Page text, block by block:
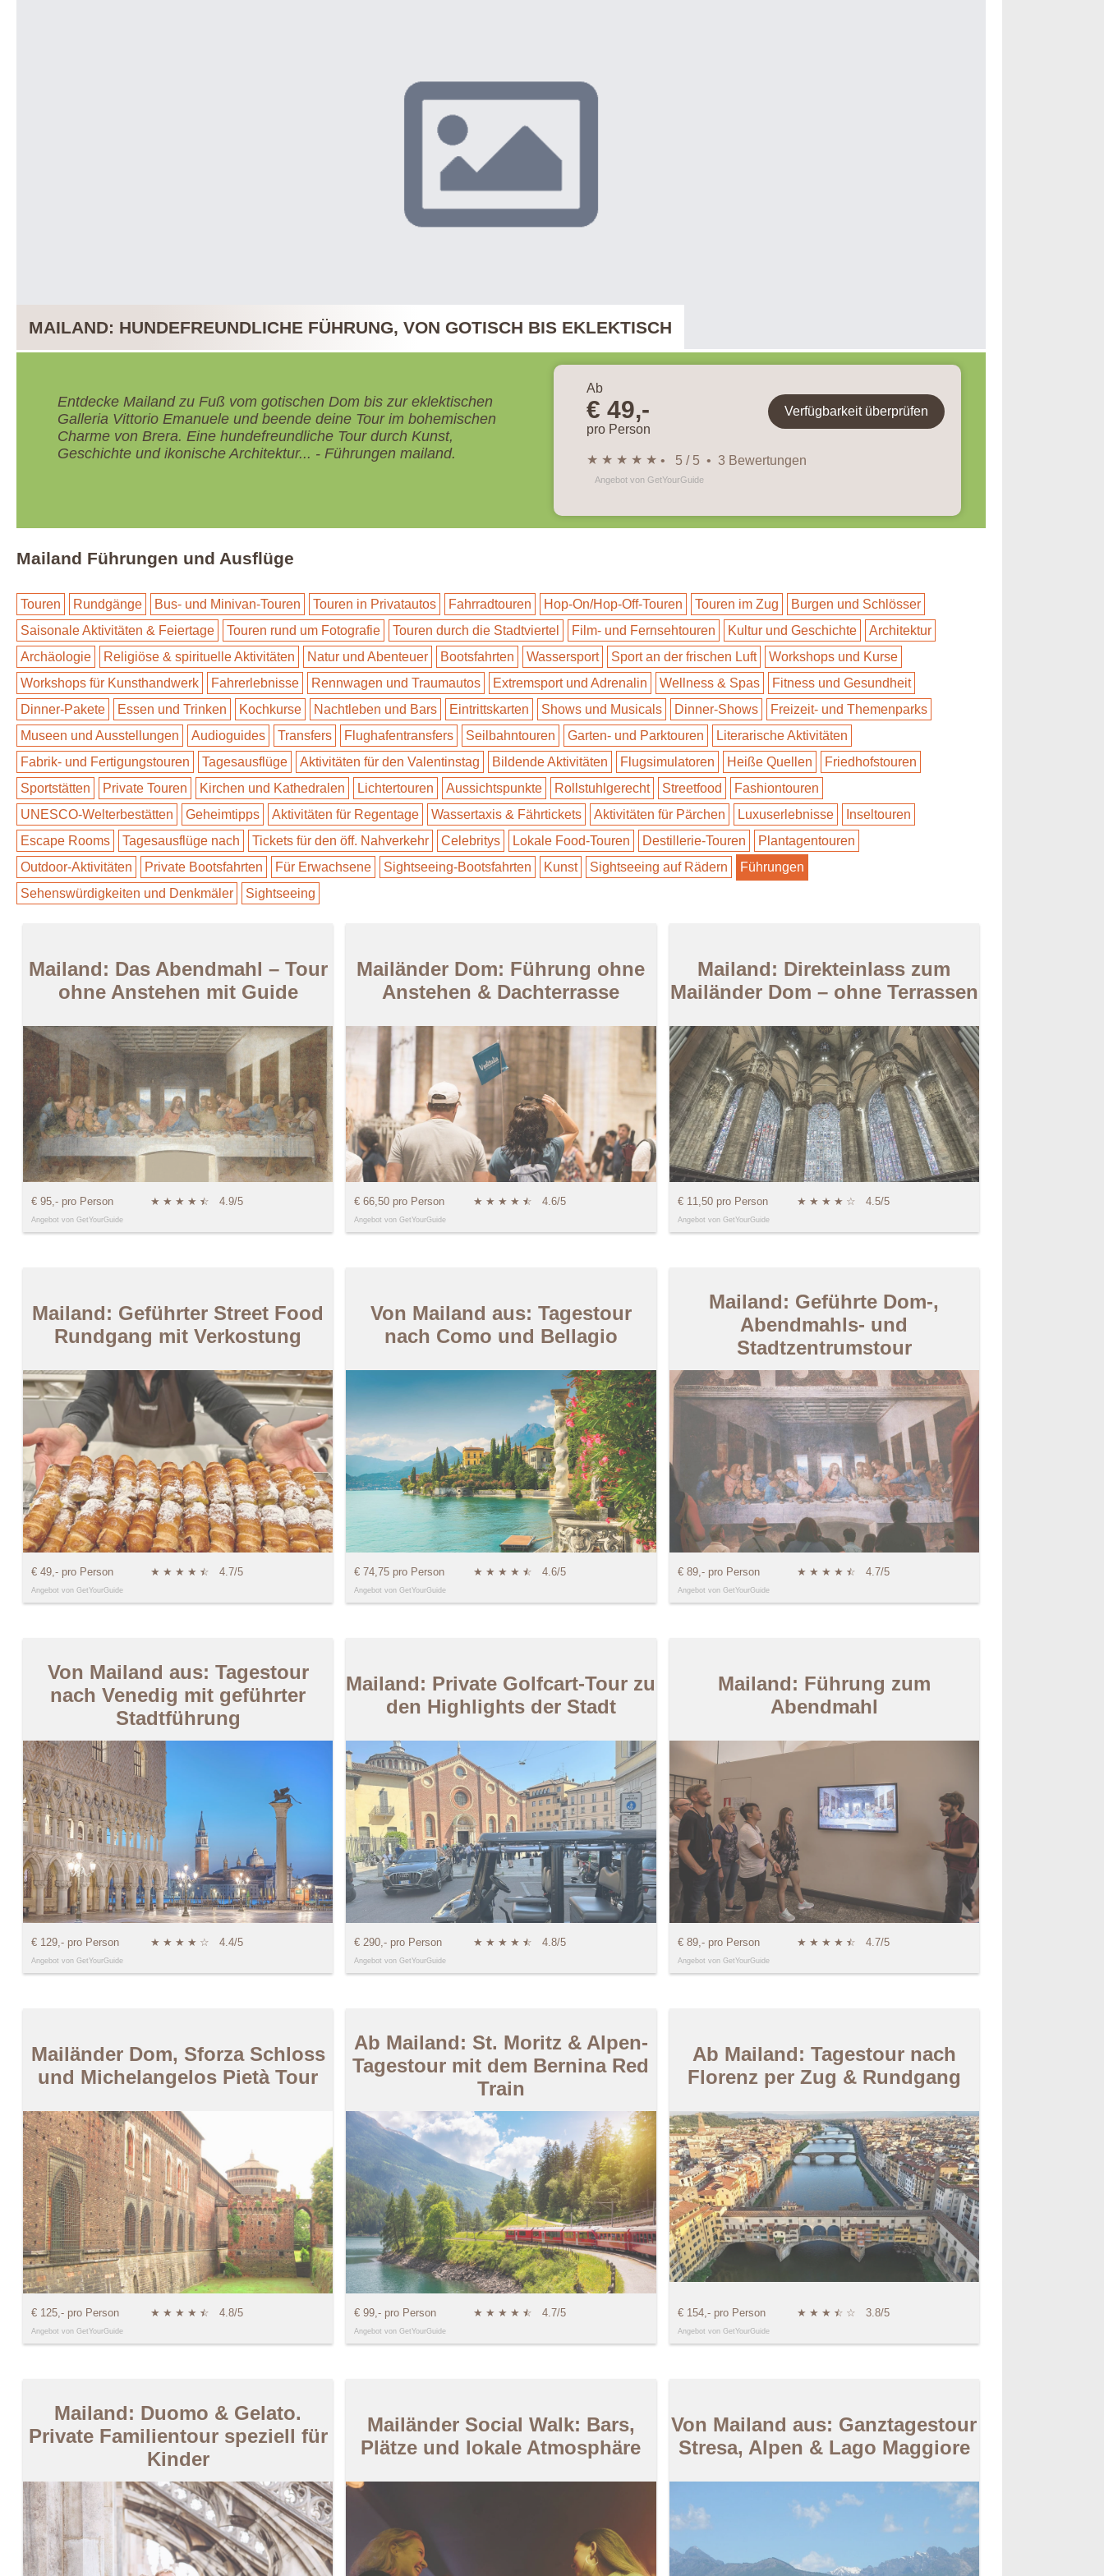
MAILAND: HUNDEFREUNDLICHE FÜHRUNG, VON GOTISCH BIS EKLEKTISCH
Entdecke Mailand zu Fuß vom gotischen Dom bis zur eklektischen
Galleria Vittorio Emanuele und beende deine Tour im bohemischen
Charme von Brera. Eine hundefreundliche Tour durch Kunst,
Geschichte und ikonische Architektur... - Führungen mailand.
Ab
€ 49,-
pro Person
Verfügbarkeit überprüfen
★ ★ ★ ★ ★ • 5 / 5 • 3 Bewertungen
Angebot von GetYourGuide
Mailand Führungen und Ausflüge
Touren Rundgänge Bus- und Minivan-Touren Touren in Privatautos Fahrradtouren Hop-On/Hop-Off-Touren Touren im Zug
Burgen und Schlösser
Saisonale Aktivitäten & Feiertage
Touren rund um Fotografie Touren durch die Stadtviertel Film- und Fernsehtouren Kultur und Geschichte
Architektur
Archäologie
Religiöse & spirituelle Aktivitäten Natur und Abenteuer Bootsfahrten Wassersport Sport an der frischen Luft
Workshops und Kurse
Workshops für Kunsthandwerk
Fahrerlebnisse Rennwagen und Traumautos Extremsport und Adrenalin Wellness & Spas
Fitness und Gesundheit
Dinner-Pakete
Essen und Trinken Kochkurse Nachtleben und Bars Eintrittskarten Shows und Musicals Dinner-Shows
Freizeit- und Themenparks
Museen und Ausstellungen
Audioguides Transfers Flughafentransfers Seilbahntouren Garten- und Parktouren
Literarische Aktivitäten
Fabrik- und Fertigungstouren
Tagesausflüge Aktivitäten für den Valentinstag Bildende Aktivitäten Flugsimulatoren Heiße Quellen
Friedhofstouren
Sportstätten
Private Touren Kirchen und Kathedralen Lichtertouren Aussichtspunkte Rollstuhlgerecht Streetfood
Fashiontouren
UNESCO-Welterbestätten
Geheimtipps Aktivitäten für Regentage Wassertaxis & Fährtickets Aktivitäten für Pärchen Luxuserlebnisse
Inseltouren
Escape Rooms
Tagesausflüge nach Tickets für den öff. Nahverkehr Celebritys Lokale Food-Touren Destillerie-Touren
Plantagentouren
Outdoor-Aktivitäten
Private Bootsfahrten Für Erwachsene Sightseeing-Bootsfahrten Kunst Sightseeing auf Rädern
Führungen
Sehenswürdigkeiten und Denkmäler
Sightseeing
Mailand: Das Abendmahl – Tour
ohne Anstehen mit Guide
€ 95,- pro Person ★ ★ ★ ★ ★
☆ 4.9/5
Angebot von GetYourGuide
Mailänder Dom: Führung ohne
Anstehen & Dachterrasse
€ 66,50 pro Person ★ ★ ★ ★ ★
☆ 4.6/5
Angebot von GetYourGuide
Mailand: Direkteinlass zum
Mailänder Dom – ohne Terrassen
€ 11,50 pro Person ★ ★ ★ ★ ☆ 4.5/5
Angebot von GetYourGuide
Mailand: Geführter Street Food
Rundgang mit Verkostung
€ 49,- pro Person ★ ★ ★ ★ ★
☆ 4.7/5
Angebot von GetYourGuide
Von Mailand aus: Tagestour
nach Como und Bellagio
€ 74,75 pro Person ★ ★ ★ ★ ★
☆ 4.6/5
Angebot von GetYourGuide
Mailand: Geführte Dom-,
Abendmahls- und
Stadtzentrumstour
€ 89,- pro Person ★ ★ ★ ★ ★
☆ 4.7/5
Angebot von GetYourGuide
Von Mailand aus: Tagestour
nach Venedig mit geführter
Stadtführung
€ 129,- pro Person ★ ★ ★ ★ ☆ 4.4/5
Angebot von GetYourGuide
Mailand: Private Golfcart-Tour zu
den Highlights der Stadt
€ 290,- pro Person ★ ★ ★ ★ ★
☆ 4.8/5
Angebot von GetYourGuide
Mailand: Führung zum
Abendmahl
€ 89,- pro Person ★ ★ ★ ★ ★
☆ 4.7/5
Angebot von GetYourGuide
Mailänder Dom, Sforza Schloss
und Michelangelos Pietà Tour
€ 125,- pro Person ★ ★ ★ ★ ★
☆ 4.8/5
Angebot von GetYourGuide
Ab Mailand: St. Moritz & Alpen-
Tagestour mit dem Bernina Red
Train
€ 99,- pro Person ★ ★ ★ ★ ★
☆ 4.7/5
Angebot von GetYourGuide
Ab Mailand: Tagestour nach
Florenz per Zug & Rundgang
€ 154,- pro Person ★ ★ ★ ★
☆ ☆ 3.8/5
Angebot von GetYourGuide
Mailand: Duomo & Gelato.
Private Familientour speziell für
Kinder
Mailänder Social Walk: Bars,
Plätze und lokale Atmosphäre
Von Mailand aus: Ganztagestour
Stresa, Alpen & Lago Maggiore